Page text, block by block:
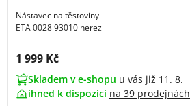
Nástavec na těstoviny
ETA 0028 93010 nerez
Cena s DPH:
1 999 Kč
Skladem v e-shopu u vás již 11. 8.
ihned k dispozici na 39 prodejnách